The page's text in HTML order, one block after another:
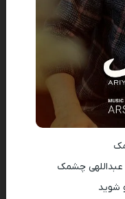
عبداللهی چشمک
شوید